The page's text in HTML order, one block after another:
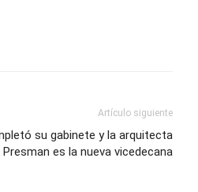
Artículo siguiente
su gabinete y la arquitecta
Presman es la nueva vicedecana